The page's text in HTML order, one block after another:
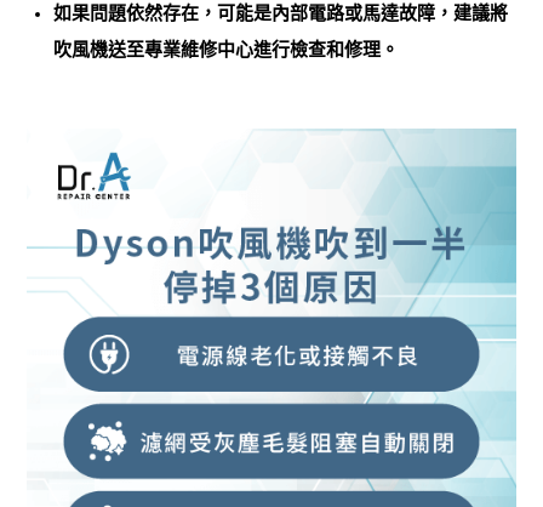
如果問題依然存在，可能是內部電路或馬達故障 ，建議將
吹風機送至專業維修中心進行檢查和修理。